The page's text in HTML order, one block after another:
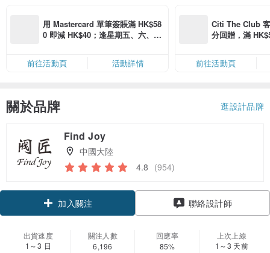
用 Mastercard 單筆簽賬滿 HK$58
0 即減 HK$40；逢星期五、六、日
卡」結帳）
前往活動頁 活動詳情
Citi The Club
分回贈，滿
前往活動頁
關於品牌 逛設計品牌
Find Joy
中國大陸
4.8 (954)
加入關注 聯絡設計師
出貨速度
1～3 日
關注人數
6,196
回應率
85%
上次上線
1～3 天前